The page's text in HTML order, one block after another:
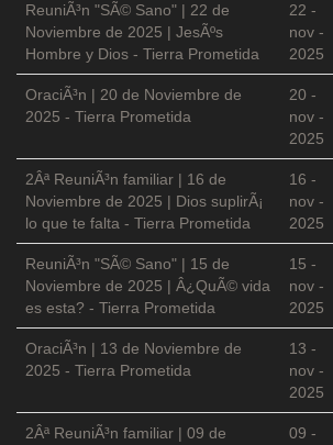
ReuniÃ³n "SÃ© Sano" | 22 de
Noviembre de 2025 | JesÃºs
Hombre y Dios - Tierra Prometida
22 -
nov -
2025
OraciÃ³n | 20 de Noviembre de
2025 - Tierra Prometida
20 -
nov -
2025
2Âª ReuniÃ³n familiar | 16 de
Noviembre de 2025 | Dios suplirÃ¡
lo que te falta - Tierra Prometida
16 -
nov -
2025
ReuniÃ³n "SÃ© Sano" | 15 de
Noviembre de 2025 | Â¿QuÃ© vida
es esta? - Tierra Prometida
15 -
nov -
2025
OraciÃ³n | 13 de Noviembre de
2025 - Tierra Prometida
13 -
nov -
2025
2Âª ReuniÃ³n familiar | 09 de
09 -